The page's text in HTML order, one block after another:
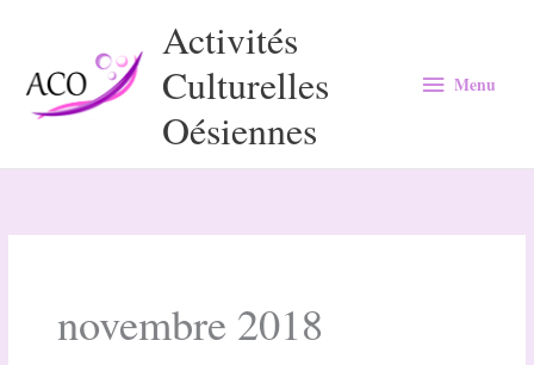
contenu
Activités
Culturelles
Oésiennes
Menu
Menu
novembre 2018